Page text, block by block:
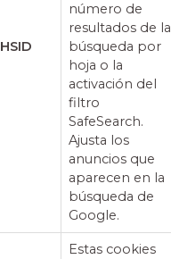
HSID
número de
resultados de la
búsqueda por
hoja o la
activación del
filtro
SafeSearch.
Ajusta los
anuncios que
aparecen en la
búsqueda de
Google.
Estas cookies